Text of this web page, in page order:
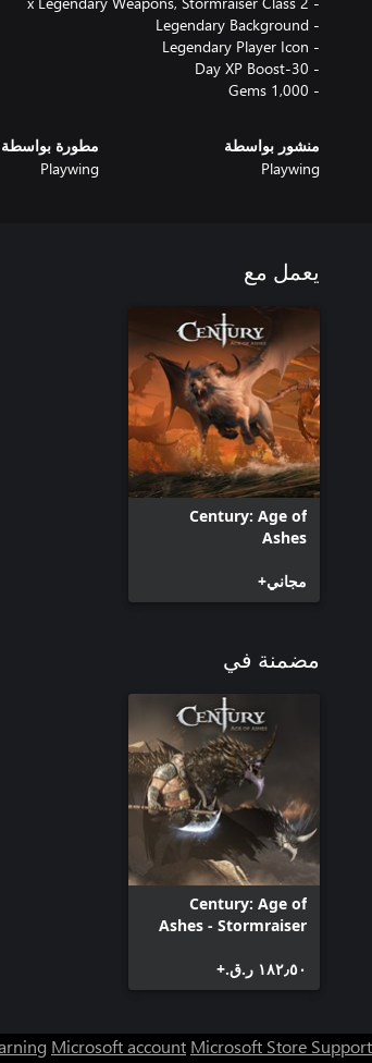
- 1,000 Gems
منشور بواسطة
Playwing
مطورة بواسطة
Playwing
يعمل مع
Century: Age of
Ashes
مجاني+
مضمنة في
Century: Age of
Ashes - Stormraiser
١٨٢٫٥٠ ر.ق.‏+
Microsoft account Microsoft Store Support